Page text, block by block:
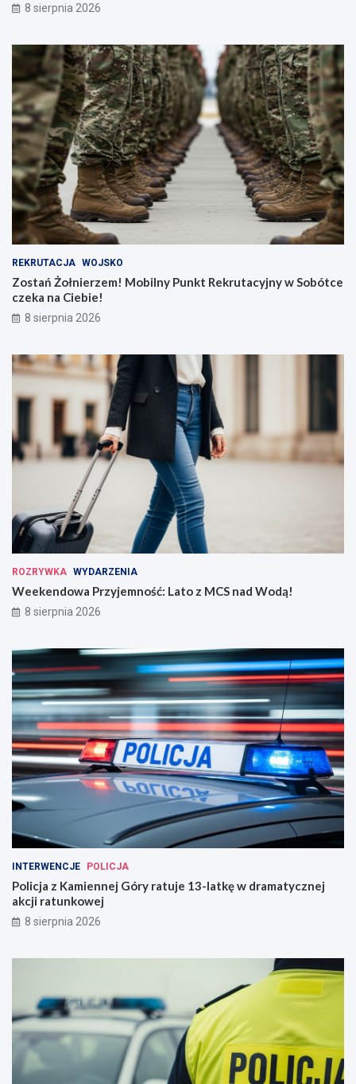
8 sierpnia 2026
REKRUTACJA WOJSKO
Zostań Żołnierzem! Mobilny Punkt Rekrutacyjny w Sobótce
czeka na Ciebie!
8 sierpnia 2026
ROZRYWKA WYDARZENIA
Weekendowa Przyjemność: Lato z MCS nad Wodą!
8 sierpnia 2026
INTERWENCJE POLICJA
Policja z Kamiennej Góry ratuje 13-latkę w dramatycznej
akcji ratunkowej
8 sierpnia 2026